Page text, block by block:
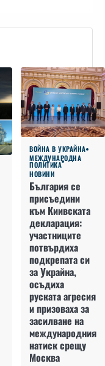
ВОЙНА В УКРАЙНА
МЕЖДУНАРОДНА
ПОЛИТИКА
НОВИНИ
България се
присъедини
към Киивската
декларация:
участниците
потвърдиха
подкрепата си
за Украйна,
осъдиха
руската агресия
и призоваха за
засилване на
международния
натиск срещу
Москва